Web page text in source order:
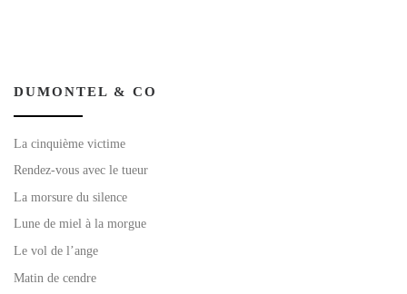
DUMONTEL & CO
La cinquième victime
Rendez-vous avec le tueur
La morsure du silence
Lune de miel à la morgue
Le vol de l’ange
Matin de cendre